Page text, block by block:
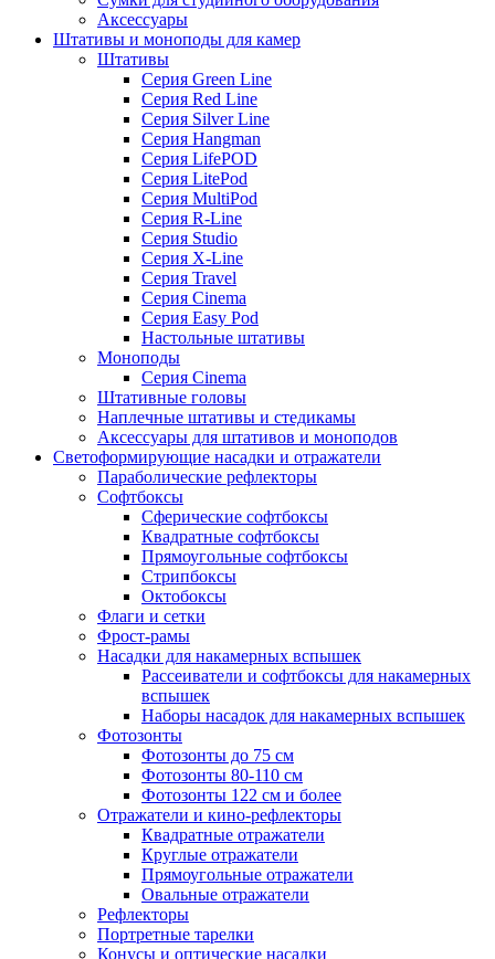
Аксессуары
Штативы и моноподы для камер
Штативы
Серия Green Line
Серия Red Line
Серия Silver Line
Серия Hangman
Серия LifePOD
Серия LitePod
Серия MultiPod
Серия R-Line
Серия Studio
Серия X-Line
Серия Travel
Серия Cinema
Серия Easy Pod
Настольные штативы
Моноподы
Серия Cinema
Штативные головы
Наплечные штативы и стедикамы
Аксессуары для штативов и моноподов
Светоформирующие насадки и отражатели
Параболические рефлекторы
Софтбоксы
Сферические софтбоксы
Квадратные софтбоксы
Прямоугольные софтбоксы
Стрипбоксы
Октобоксы
Флаги и сетки
Фрост-рамы
Насадки для накамерных вспышек
Рассеиватели и софтбоксы для накамерных
вспышек
Наборы насадок для накамерных вспышек
Фотозонты
Фотозонты до 75 см
Фотозонты 80-110 см
Фотозонты 122 см и более
Отражатели и кино-рефлекторы
Квадратные отражатели
Круглые отражатели
Прямоугольные отражатели
Овальные отражатели
Рефлекторы
Портретные тарелки
Конусы и оптические насадки